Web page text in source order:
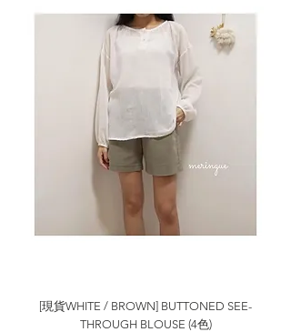
[現貨WHITE / BROWN] BUTTONED SEE-
THROUGH BLOUSE (4色)